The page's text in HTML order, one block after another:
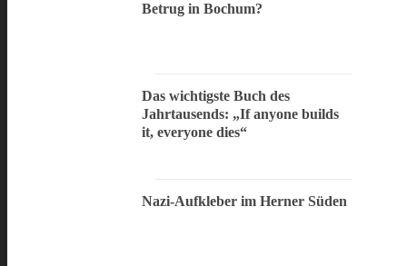
Betrug in Bochum?
Das wichtigste Buch des
Jahrtausends: „If anyone builds
it, everyone dies“
Nazi-Aufkleber im Herner Süden